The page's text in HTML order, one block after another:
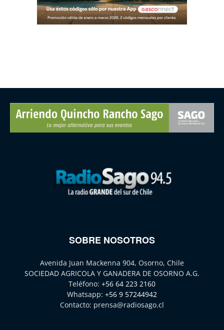
SOBRE NOSOTROS
Avenida Juan Mackenna 904, Osorno, Chile
SOCIEDAD AGRICOLA Y GANADERA DE OSORNO A.G.
Teléfono: +56 64 223 2160
Whatsapp: +56 9 57244942
Contacto: prensa@radiosago.cl